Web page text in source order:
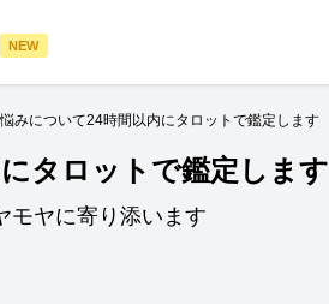
NEW
みについて24時間以内にタロットで鑑定します
タロットで鑑定します
モヤに寄り添います